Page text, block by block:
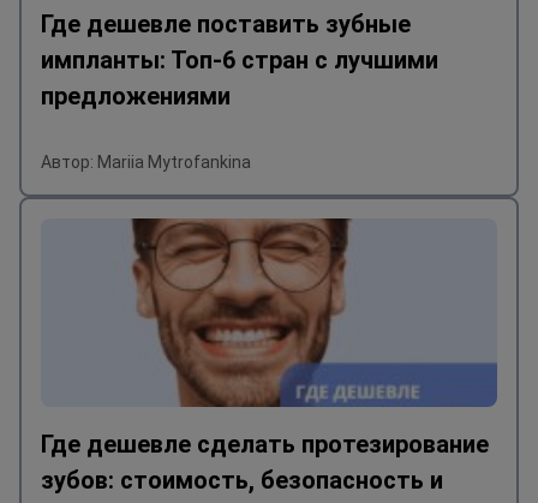
Где дешевле поставить зубные
импланты: Топ-6 стран с лучшими
предложениями
Автор: Mariia Mytrofankina
Где дешевле сделать протезирование
зубов: стоимость, безопасность и